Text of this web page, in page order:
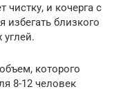
чистку, и кочерга с
близкого
углей.
которого
8-12 человек